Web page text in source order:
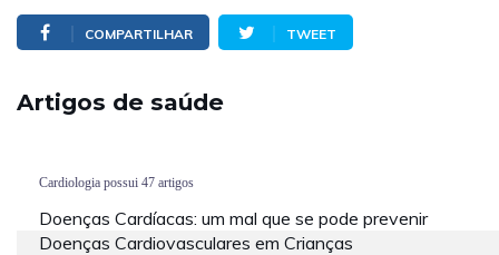
COMPARTILHAR TWEET
Artigos de saúde
Cardiologia possui 47 artigos
Doenças Cardíacas: um mal que se pode prevenir
Doenças Cardiovasculares em Crianças